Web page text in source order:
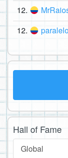
12.
12.
Hall of Fame
Global